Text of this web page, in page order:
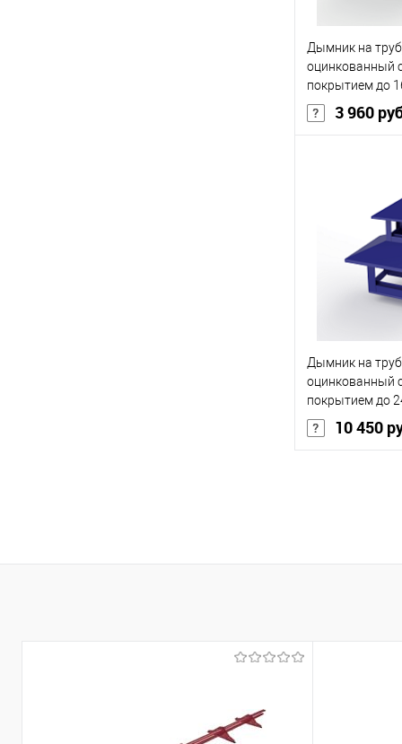
Дымник на
оцинкованный
покрытием до
3 960
Купить в 1
В избранное
Дымник на
оцинкованный
покрытием до
10 450